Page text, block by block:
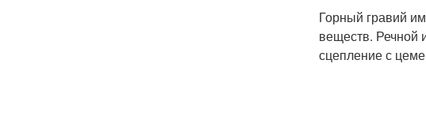
Горный гравий
веществ. Речной
сцепление с